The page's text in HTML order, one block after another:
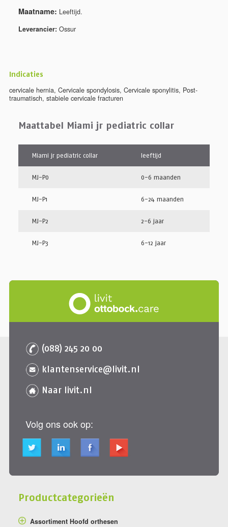
Maatname: Leeftijd.
Leverancier: Ossur
Indicaties
cervicale hernia, Cervicale spondylosis, Cervicale sponylitis, Post-
traumatisch, stabiele cervicale fracturen
Maattabel Miami jr pediatric collar
Miami jr pediatric collar leeftijd
MJ-P0 0-6 maanden
MJ-P1 6-24 maanden
MJ-P2 2-6 jaar
MJ-P3 6-12 jaar
(088) 245 20 00
klantenservice@livit.nl
Naar livit.nl
Volg ons ook op:
Productcategorieën
Assortiment Hoofd orthesen